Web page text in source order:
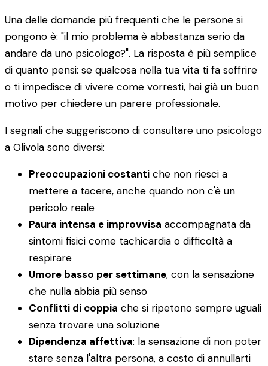
Una delle domande più frequenti che le persone si
pongono è: "il mio problema è abbastanza serio da
andare da uno psicologo?". La risposta è più semplice
di quanto pensi: se qualcosa nella tua vita ti fa soffrire
o ti impedisce di vivere come vorresti, hai già un buon
motivo per chiedere un parere professionale.
I segnali che suggeriscono di consultare uno psicologo
a Olivola sono diversi:
Preoccupazioni costanti che non riesci a
mettere a tacere, anche quando non c'è un
pericolo reale
Paura intensa e improvvisa accompagnata da
sintomi fisici come tachicardia o difficoltà a
respirare
Umore basso per settimane, con la sensazione
che nulla abbia più senso
Conflitti di coppia che si ripetono sempre uguali
senza trovare una soluzione
Dipendenza affettiva: la sensazione di non poter
stare senza l'altra persona, a costo di annullarti